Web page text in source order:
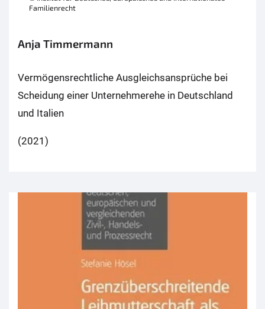
Familienrecht
Anja Timmermann
Vermögensrechtliche Ausgleichsansprüche bei
Scheidung einer Unternehmerehe in Deutschland
und Italien
(2021)